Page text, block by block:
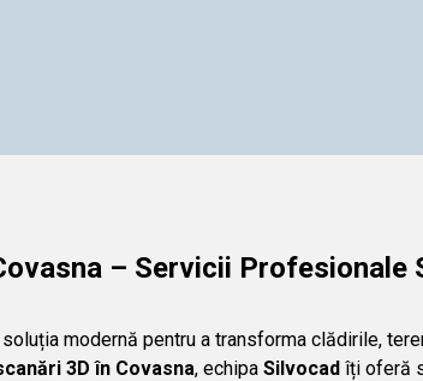
– Servicii Profesionale
modernă pentru a transforma clădirile,
3D în Covasna, echipa Silvocadîți oferă